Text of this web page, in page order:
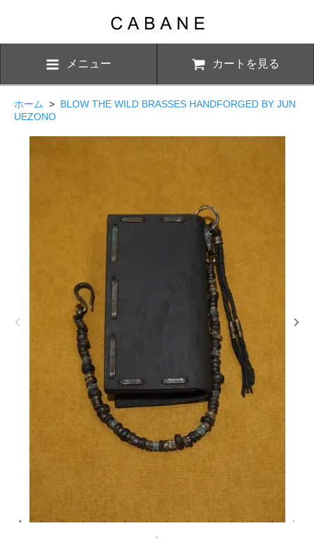
メニュー カートを見る
ホーム > BLOW THE WILD BRASSES HANDFORGED BY JUN
UEZONO